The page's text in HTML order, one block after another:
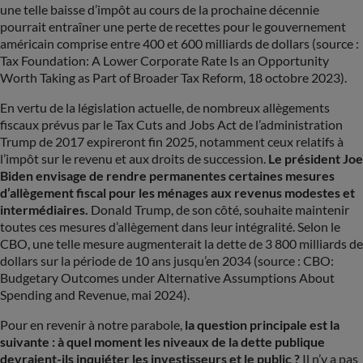
une telle baisse d’impôt au cours de la prochaine décennie
pourrait entraîner une perte de recettes pour le gouvernement
américain comprise entre 400 et 600 milliards de dollars (source :
Tax Foundation: A Lower Corporate Rate Is an Opportunity
Worth Taking as Part of Broader Tax Reform, 18 octobre 2023).
En vertu de la législation actuelle, de nombreux allègements
fiscaux prévus par le Tax Cuts and Jobs Act de l’administration
Trump de 2017 expireront fin 2025, notamment ceux relatifs à
l’impôt sur le revenu et aux droits de succession. Le président Joe
Biden envisage de rendre permanentes certaines mesures
d’allègement fiscal pour les ménages aux revenus modestes et
intermédiaires. Donald Trump, de son côté, souhaite maintenir
toutes ces mesures d’allègement dans leur intégralité. Selon le
CBO, une telle mesure augmenterait la dette de 3 800 milliards de
dollars sur la période de 10 ans jusqu’en 2034 (source : CBO:
Budgetary Outcomes under Alternative Assumptions About
Spending and Revenue, mai 2024).
Pour en revenir à notre parabole, la question principale est la
suivante : à quel moment les niveaux de la dette publique
devraient-ils inquiéter les investisseurs et le public ? Il n’y a pas